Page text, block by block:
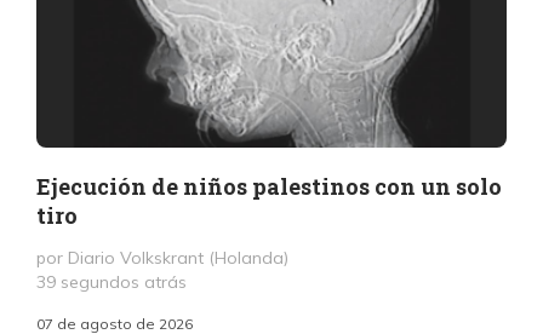
Ejecución de niños palestinos con un solo
tiro
por Diario Volkskrant (Holanda)
39 segundos atrás
07 de agosto de 2026